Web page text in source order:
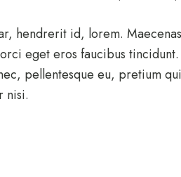
hendrerit id, lorem.
eget eros faucibus
pellentesque eu, pretium
nisi.